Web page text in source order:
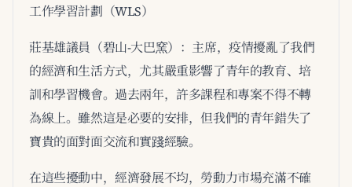
工作學習計劃（WLS）
莊基雄議員（碧山-大巴窯）：主席，疫情擾亂了我們
的經濟和生活方式，尤其嚴重影響了青年的教育、培
訓和學習機會。過去兩年，許多課程和專案不得不轉
為線上。雖然這是必要的安排，但我們的青年錯失了
寶貴的面對面交流和實踐經驗。
在這些擾動中，經濟發展不均，勞動力市場充滿不確